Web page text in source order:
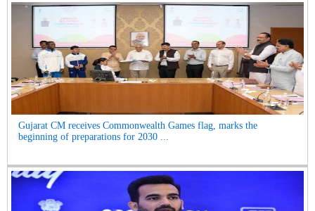
Gujarat CM receives Commonwealth Games flag, marks the
beginning of preparations for 2030 ...